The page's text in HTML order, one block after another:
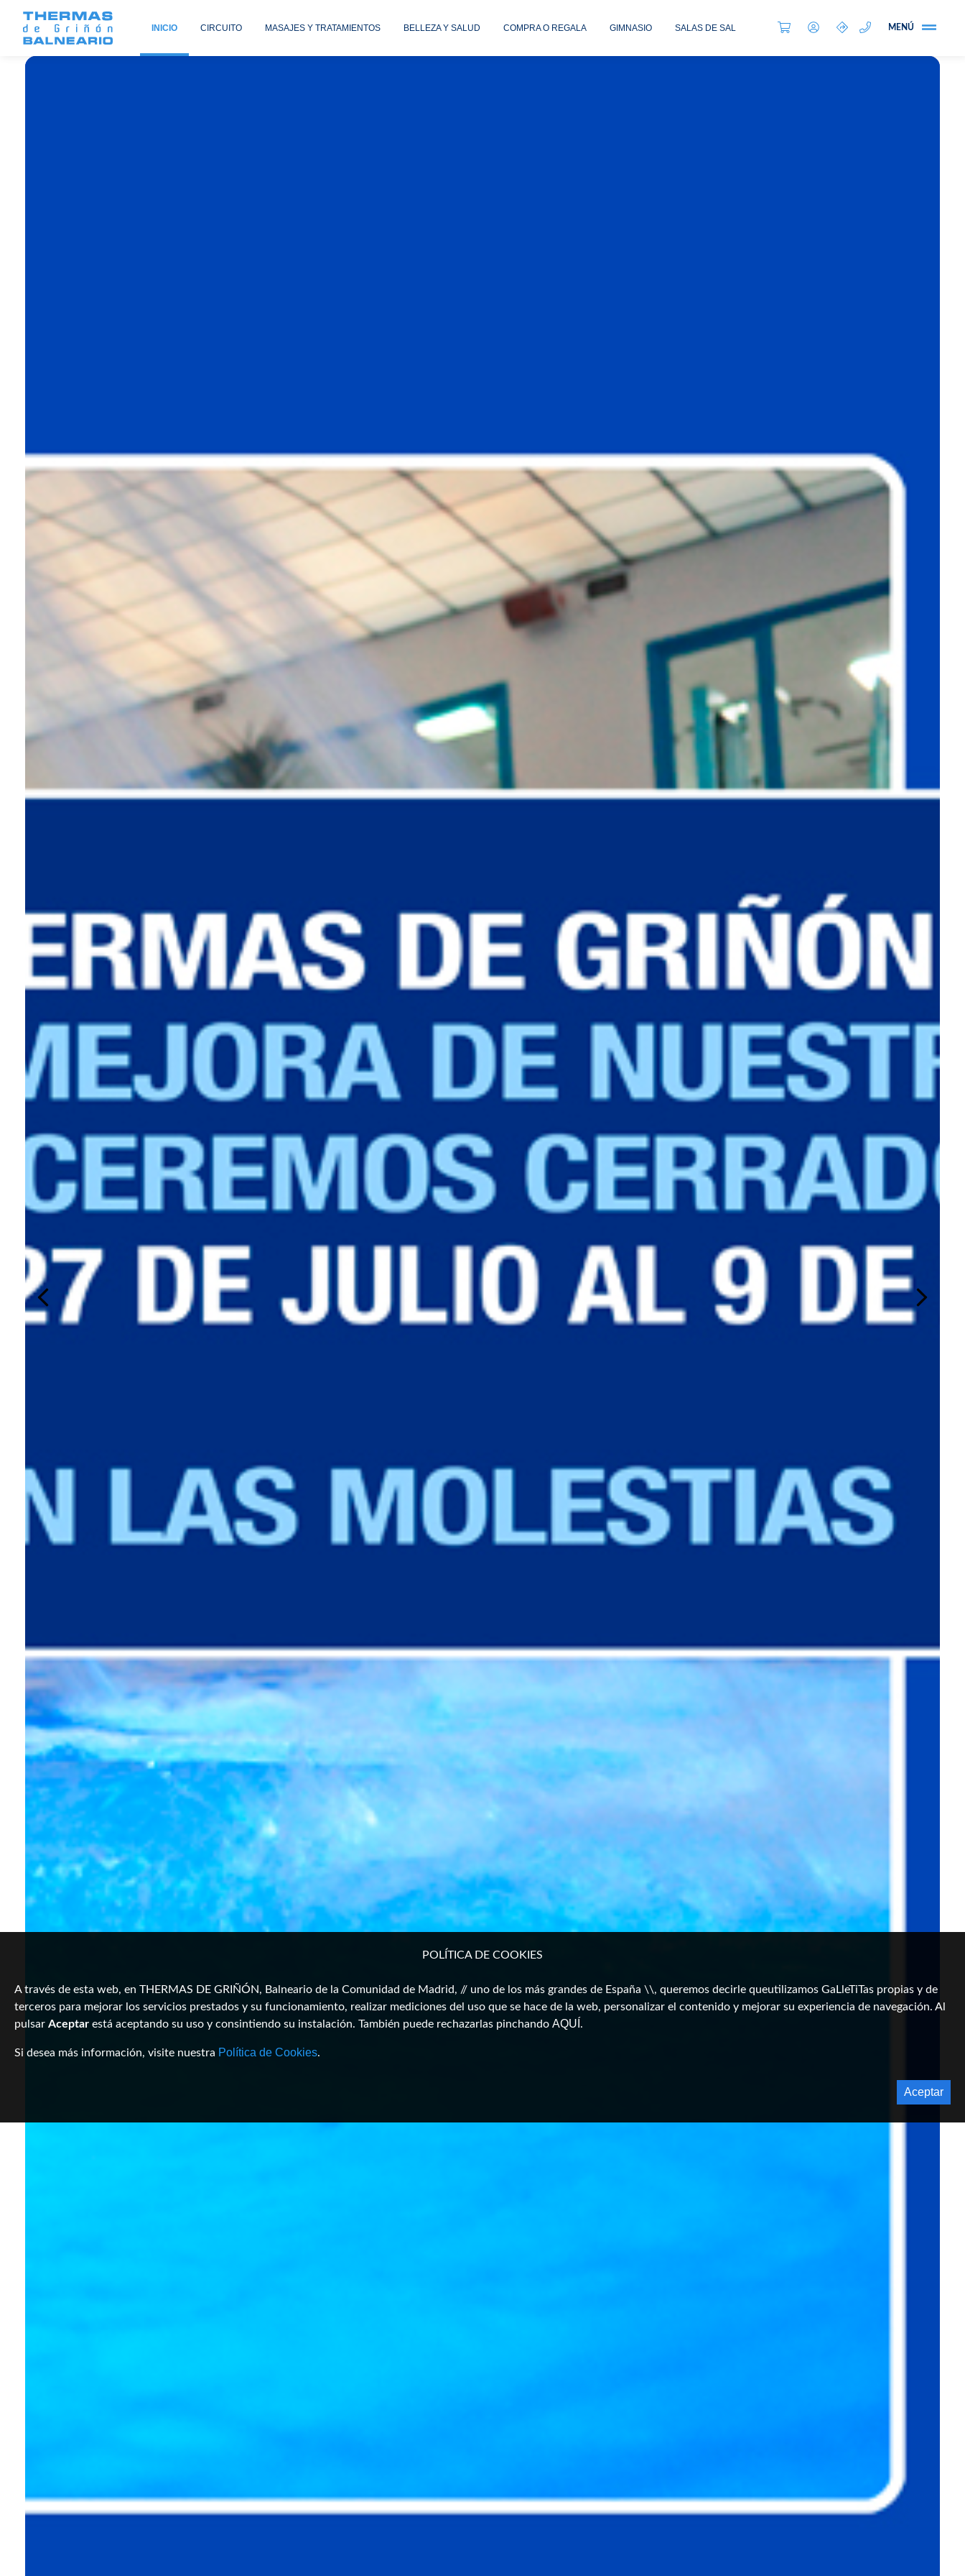
POLÍTICA DE COOKIES
A través de esta web, en THERMAS DE GRIÑÓN, Balneario de la Comunidad de Madrid, // uno de los más grandes de España \\, queremos decirle queutilizamos GaLleTiTas propias y de
terceros para mejorar los servicios prestados y su funcionamiento, realizar mediciones del uso que se hace de la web, personalizar el contenido y mejorar su experiencia de navegación. Al
pulsar Aceptar está aceptando su uso y consintiendo su instalación. También puede rechazarlas pinchando AQUÍ .
Si desea más información, visite nuestra Política de Cookies.
Aceptar
INICIO CIRCUITO MASAJES Y TRATAMIENTOS BELLEZA Y SALUD COMPRA O REGALA GIMNASIO SALAS DE SAL MENÚ